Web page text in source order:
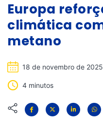
Europa
climática
metano
18 de novembro de 2025
4 minutos